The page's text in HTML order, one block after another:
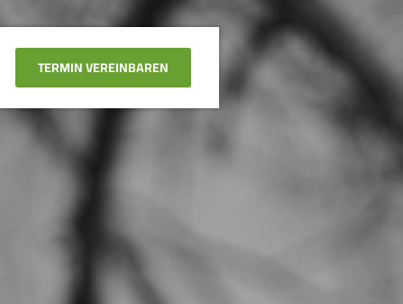
TERMIN VEREINBAREN